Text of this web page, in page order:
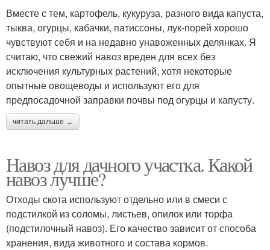
Вместе с тем, картофель, кукуруза, разного вида капуста,
тыква, огурцы, кабачки, патиссоны, лук-порей хорошо
чувствуют себя и на недавно унавоженных делянках. Я
считаю, что свежий навоз вреден для всех без
исключения культурных растений, хотя некоторые
опытные овощеводы и используют его для
предпосадочной заправки почвы под огурцы и капусту.
читать дальше →
Навоз для дачного участка. Какой
навоз лучше?
Отходы скота используют отдельно или в смеси с
подстилкой из соломы, листьев, опилок или торфа
(подстилочный навоз). Его качество зависит от способа
хранения, вида животного и состава кормов.